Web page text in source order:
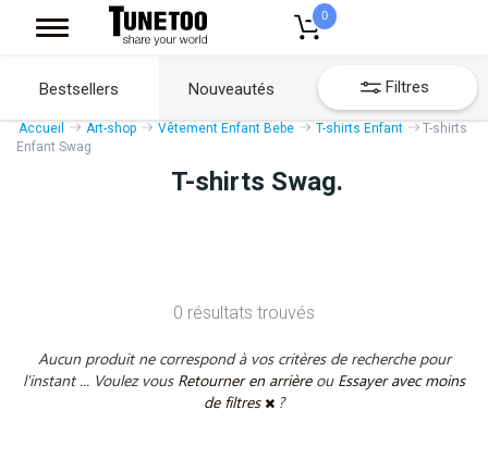
0
Bestsellers Nouveautés Filtres
Accueil Art-shop Vêtement Enfant Bebe T-shirts Enfant
T-shirts
Enfant Swag
T-shirts Swag.
0 résultats trouvés
Aucun produit ne correspond à vos critères de recherche pour
l'instant ... Voulez vous Retourner en arrière ou Essayer avec moins
de filtres
?